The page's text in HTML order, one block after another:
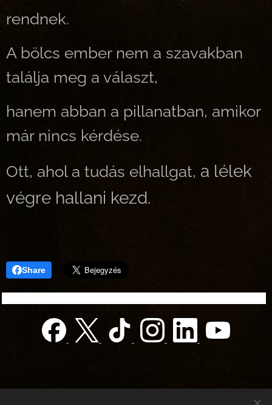
rendnek.
A bölcs ember nem a szavakban
találja meg a választ,
hanem abban a pillanatban, amikor
már nincs kérdése.
Ott, ahol a tudás elhallgat, a lélek
végre hallani kezd.
Share